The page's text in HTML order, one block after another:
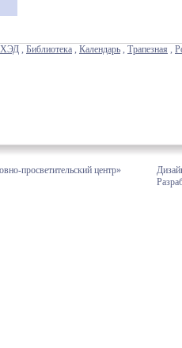
ХЭД , Библиотека , Календарь , Трапезная ,
просветительский центр»